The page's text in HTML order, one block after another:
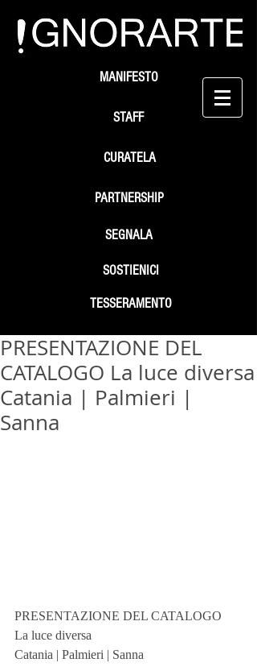
STAFF
SEGNALA
SOSTIENICI
MANIFESTO
PARTNERSHIP
TESSERAMENTO
CURATELA
PRESENTAZIONE DEL
CATALOGO La luce diversa
Catania | Palmieri |
Sanna
PRESENTAZIONE DEL CATALOGO
La luce diversa
Catania | Palmieri | Sanna